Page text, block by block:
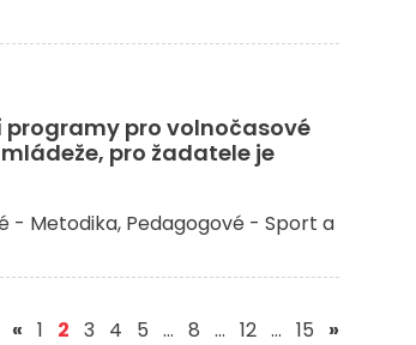
pro volnočasové
pro žadatele je
- Metodika Pedagogové - Sport a
« 1 2 (aktuální)
3 4 5 … 8 … 12 … 15 »